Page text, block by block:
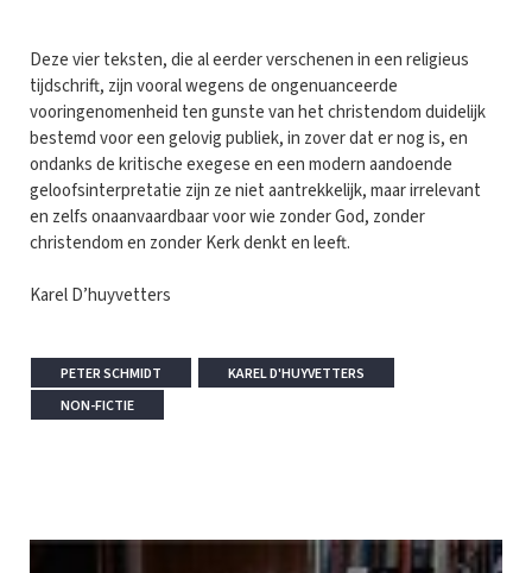
Deze vier teksten, die al eerder verschenen in een religieus
tijdschrift, zijn vooral wegens de ongenuanceerde
vooringenomenheid ten gunste van het christendom duidelijk
bestemd voor een gelovig publiek, in zover dat er nog is, en
ondanks de kritische exegese en een modern aandoende
geloofsinterpretatie zijn ze niet aantrekkelijk, maar irrelevant
en zelfs onaanvaardbaar voor wie zonder God, zonder
christendom en zonder Kerk denkt en leeft.
Karel D’huyvetters
PETER SCHMIDT
KAREL D'HUYVETTERS
NON-FICTIE